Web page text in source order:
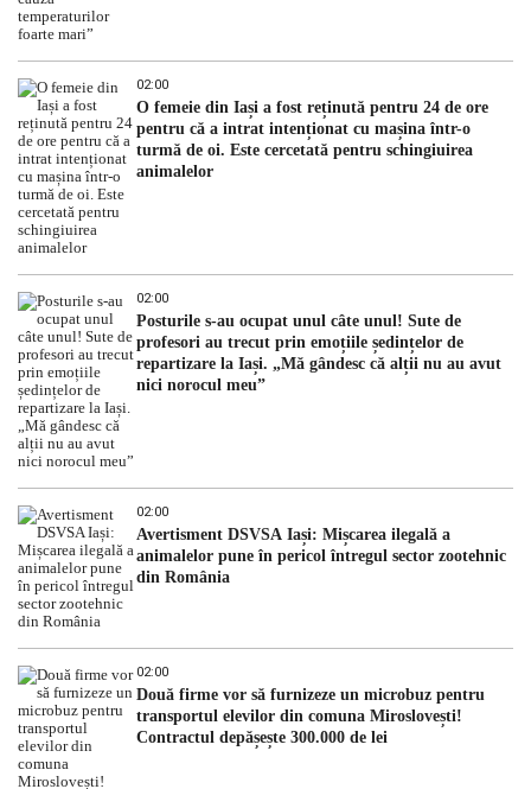
02:00
O femeie din Iași a fost reținută pentru 24 de ore
pentru că a intrat intenționat cu mașina într-o
turmă de oi. Este cercetată pentru schingiuirea
animalelor
02:00
Posturile s-au ocupat unul câte unul! Sute de
profesori au trecut prin emoțiile ședințelor de
repartizare la Iași. „Mă gândesc că alții nu au avut
nici norocul meu”
02:00
Avertisment DSVSA Iași: Mișcarea ilegală a
animalelor pune în pericol întregul sector zootehnic
din România
02:00
Două firme vor să furnizeze un microbuz pentru
transportul elevilor din comuna Miroslovești!
Contractul depășește 300.000 de lei